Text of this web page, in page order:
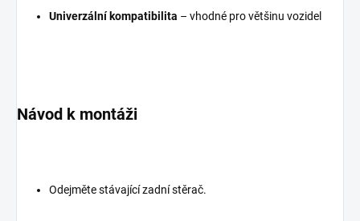
Univerzální kompatibilita – vhodné pro většinu vozidel
Návod k montáži
Odejměte stávající zadní stěrač.